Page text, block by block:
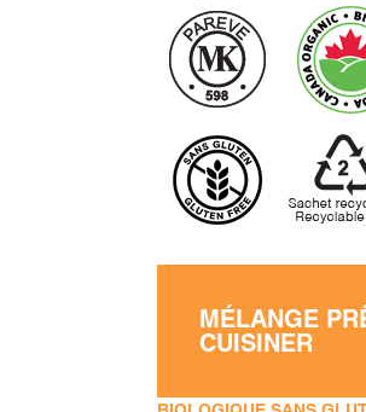
MÉLANGE
CUISINER